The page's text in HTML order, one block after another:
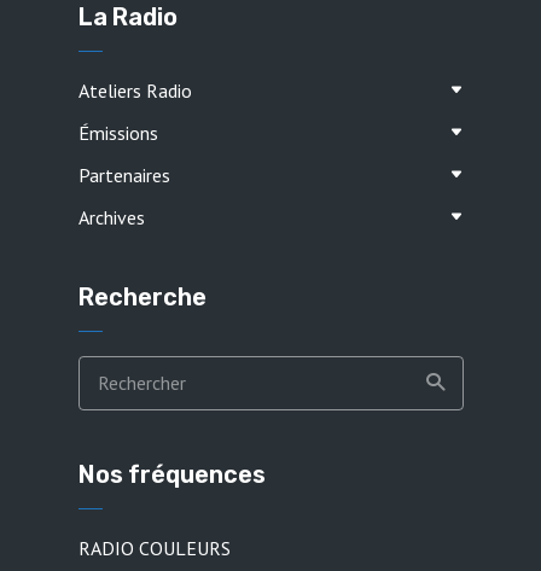
La Radio
Ateliers Radio
Émissions
Partenaires
Archives
Recherche
Nos fréquences
RADIO COULEURS